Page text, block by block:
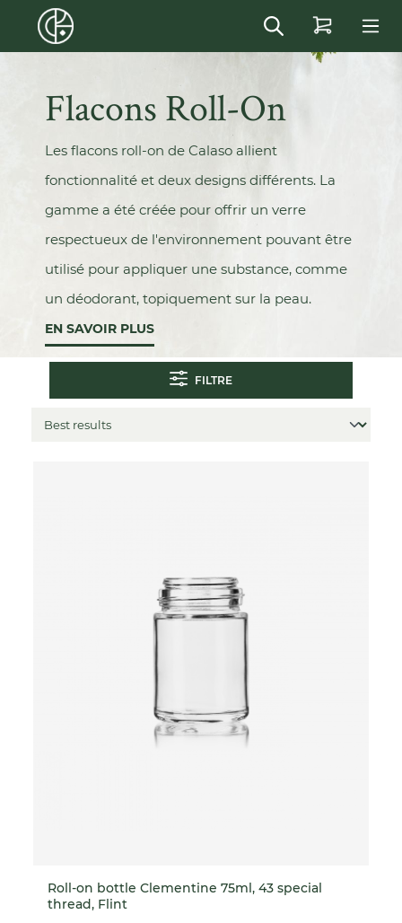
content
Flacons Roll-On
Les flacons roll-on de Calaso allient
fonctionnalité et deux designs différents. La
gamme a été créée pour offrir un verre
respectueux de l'environnement pouvant être
utilisé pour appliquer une substance, comme
un déodorant, topiquement sur la peau.
EN SAVOIR PLUS
FILTRE
Roll-on bottle Clementine 75ml, 43 special
thread, Flint